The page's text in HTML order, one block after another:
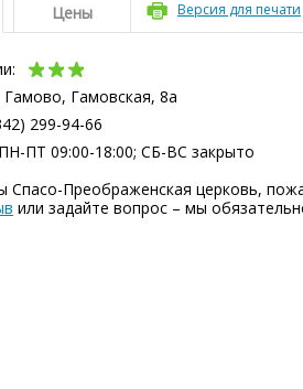
Цены Версия для печати
Гамово, Гамовская, 8а
299-94-66
ПТ 09:00-18:00; СБ-ВC закрыто
Спасо-Преображенская церковь,
или задайте вопрос – мы